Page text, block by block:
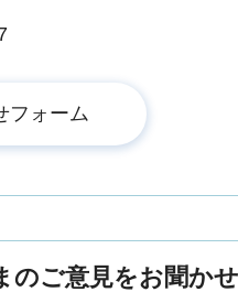
のご意見をお聞か